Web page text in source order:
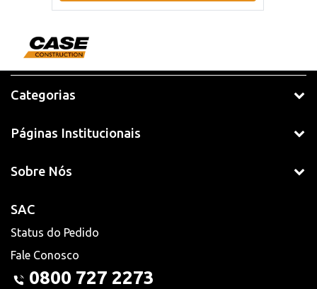
Categorias
Páginas Institucionais
Sobre Nós
SAC
Status do Pedido
Fale Conosco
0800 727 2273